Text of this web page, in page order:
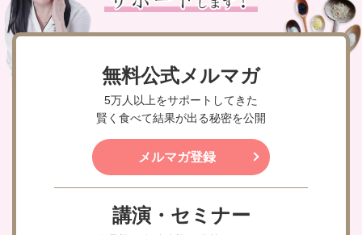
無料公式メルマガ
5万人以上をサポートしてきた
賢く食べて結果が出る秘密を公開
メルマガ登録
講演・セミナー